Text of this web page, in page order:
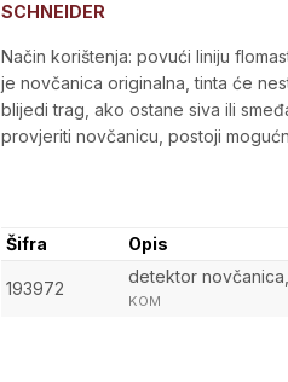
SCHNEIDER
Način korištenja: povući liniju
je novčanica originalna, tinta će
blijedi trag, ako ostane siva ili
provjeriti novčanicu, postoji
Šifra Opis
193972
detektor
KOM